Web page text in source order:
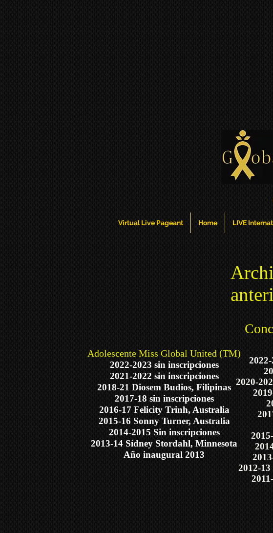
Virtual Live Pageant Home LIVE
2020-
2012-
Adolescente Miss Global United (TM)
2022-2023 sin inscripciones
2021-2022 sin inscripciones
2018-21 Diosem Budios, Filipinas
2017-18 sin inscripciones
2016-17 Felicity Trinh, Australia
2015-16 Sonny Turner, Australia
2014-2015 Sin inscripciones
2013-14 Sídney Stordahl, Minnesota
Año inaugural 2013